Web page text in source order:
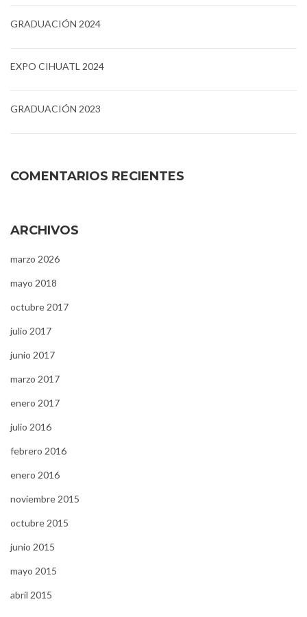
GRADUACIÓN 2024
EXPO CIHUATL 2024
GRADUACIÓN 2023
COMENTARIOS RECIENTES
ARCHIVOS
marzo 2026
mayo 2018
octubre 2017
julio 2017
junio 2017
marzo 2017
enero 2017
julio 2016
febrero 2016
enero 2016
noviembre 2015
octubre 2015
junio 2015
mayo 2015
abril 2015